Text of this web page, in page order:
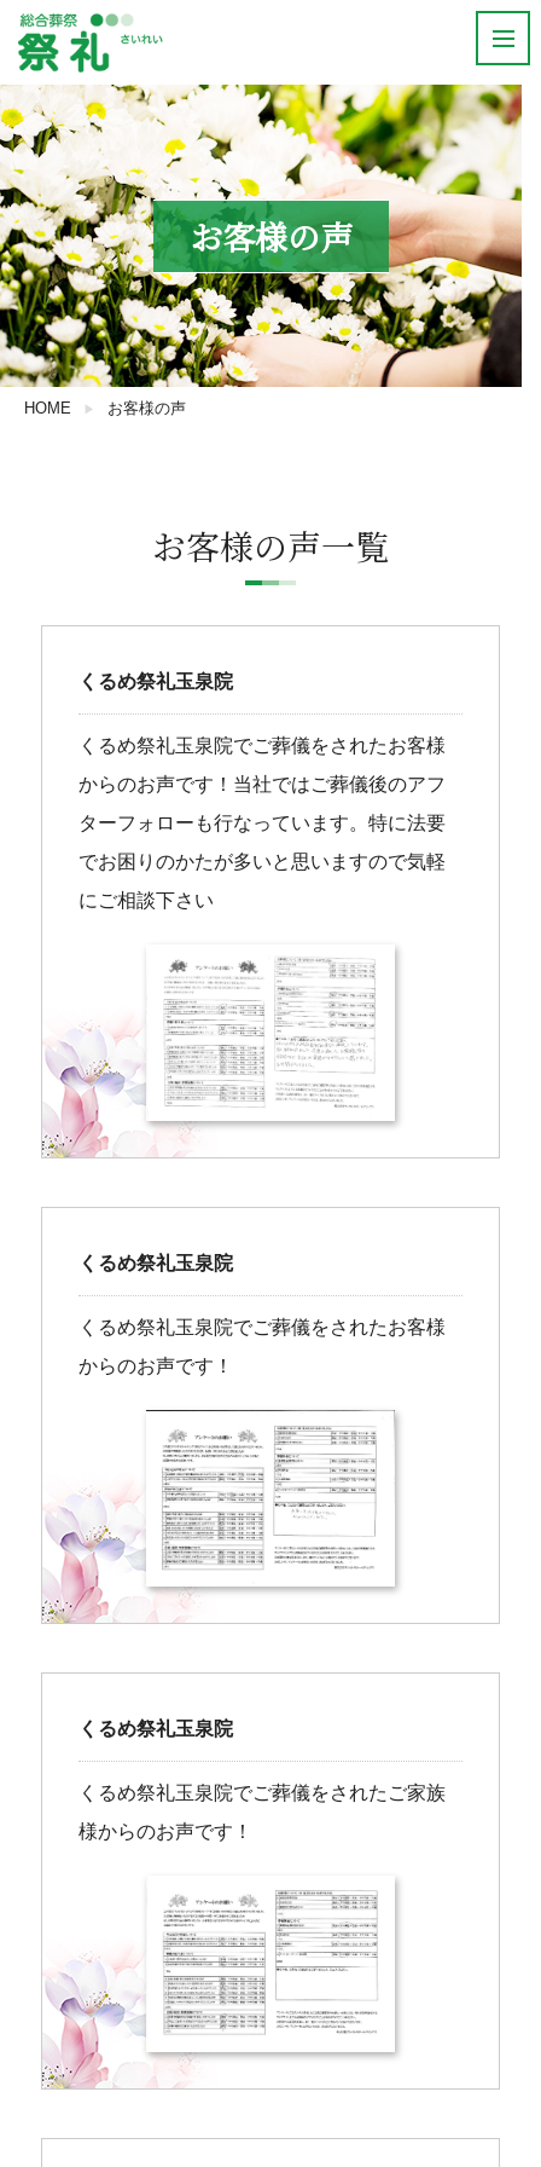
お客様の声
HOME お客様の声
お客様の声一覧
くるめ祭礼玉泉院
くるめ祭礼玉泉院でご葬儀をされたお客様
からのお声です！当社ではご葬儀後のアフ
ターフォローも行なっています。特に法要
でお困りのかたが多いと思いますので気軽
にご相談下さい
くるめ祭礼玉泉院
くるめ祭礼玉泉院でご葬儀をされたお客様
からのお声です！
くるめ祭礼玉泉院
くるめ祭礼玉泉院でご葬儀をされたご家族
様からのお声です！